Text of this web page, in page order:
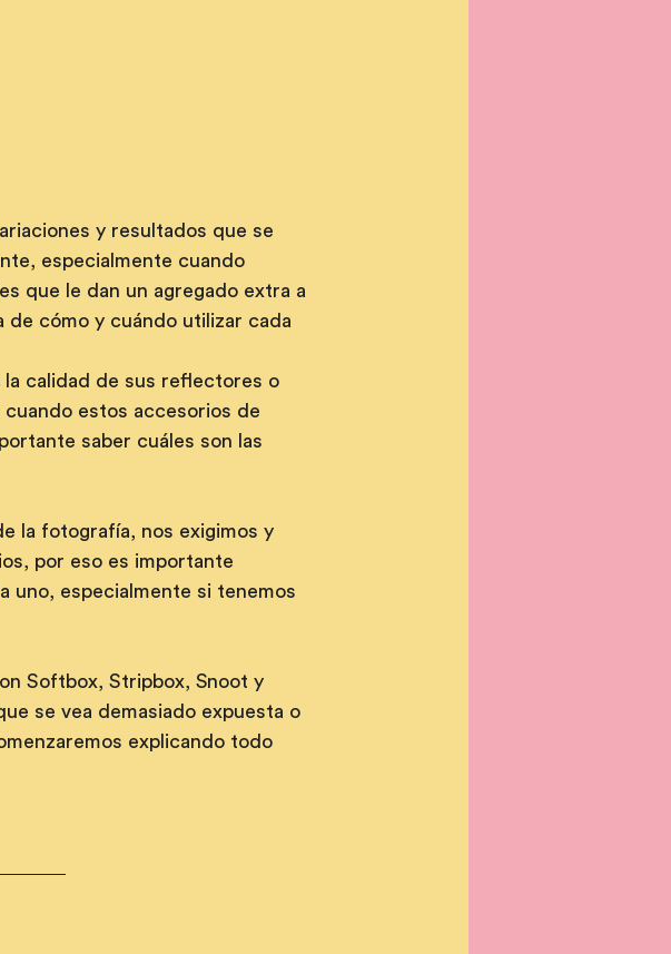
y resultados que se
especialmente cuando
que le dan un agregado extra a
de cómo y cuándo utilizar cada
calidad de sus reflectores o
estos accesorios de
saber cuáles son las
la fotografía, nos exigimos y
por eso es importante
uno, especialmente si tenemos
Softbox, Stripbox, Snoot y
se vea demasiado expuesta o
explicando todo